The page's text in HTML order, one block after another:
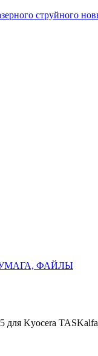
ФАЙЛЫ
для Kyocera TASKalfa